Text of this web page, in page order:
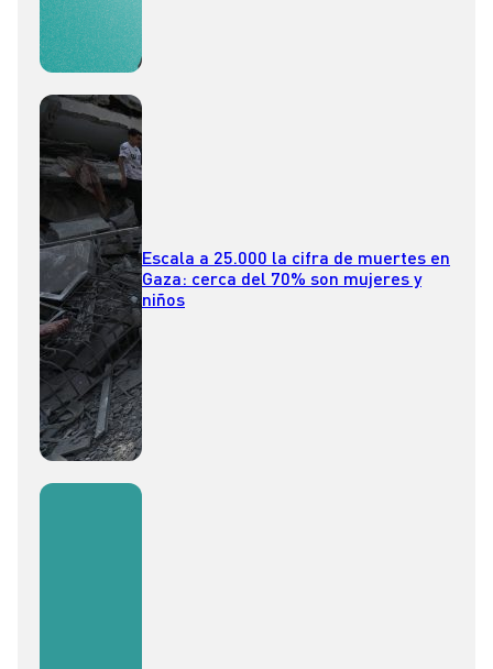
Escala a 25.000 la cifra de muertes en
Gaza: cerca del 70% son mujeres y
niños